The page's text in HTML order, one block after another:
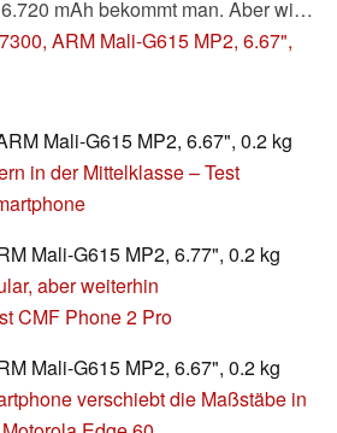
mAh bekommt man. Aber wir
Durchhaltevermögen damit
muss man in Kauf
ARM Mali-G615 MP2, 6.67",
Mali-G615 MP2, 6.67", 0.2 kg
in der Mittelklasse – Test
Mali-G615 MP2, 6.77", 0.2 kg
aber weiterhin
CMF Phone 2 Pro
Mali-G615 MP2, 6.67", 0.2 kg
verschiebt die Maßstäbe in